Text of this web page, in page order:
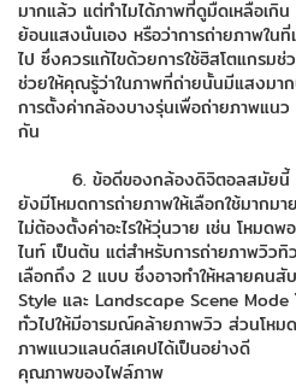
มากแล้ว แต่ทำไมได้ภาพที่ดูมืดเหลือเกิ
ย้อนแสงนั่นเอง หรือว่าการถ่ายภาพใน
ไป ซึ่งควรแก้ไขด้วยการใช้ฮิสโตแกรมช่
ช่วยให้คุณรู้ว่าในภาพที่ถ่ายนั้นมีแสงมาก
การตั้งค่ากล้องบางรุ่นเพื่อถ่ายภาพแน
กัน
6. ข้อดีของกล้องดิจิตอลสมัยนี้ น
ยังมีโหมดการถ่ายภาพให้เลือกใช้มากม
ไม่ต้องตั้งค่าอะไรให้วุ่นวาย เช่น โหมด
ไนท์ เป็นต้น แต่สำหรับการถ่ายภาพวิว
เลือกถึง 2 แบบ ซึ่งอาจทำให้หลายคน
Style และ Landscape Scene
ทั่วไปให้มีอารมณ์คล้ายภาพวิว ส่วนโหม
ภาพแนวแลนด์สเคปได้เป็นอย่างดี
คุณภาพของไฟล์ภาพ